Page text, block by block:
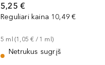
5,25 €
Reguliari kaina 10,49 €
5 ml (1,05 € / 1 ml )
Netrukus sugrįš